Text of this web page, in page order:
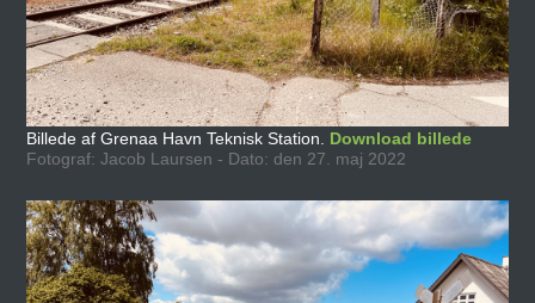
Billede af Grenaa Havn Teknisk Station. Download billede
Fotograf: Jacob Laursen - Dato: den 27. maj 2022